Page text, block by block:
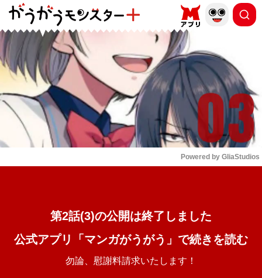
もっと読む
Powered by GliaStudios
第2話(3)の公開は終了しました
公式アプリ「マンガがうがう」で続きを読む
勿論、慰謝料請求いたします！